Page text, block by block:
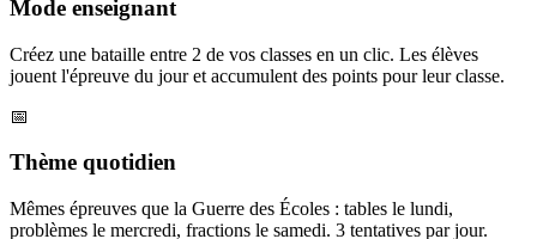
Mode enseignant
Créez une bataille entre 2 de vos classes en un clic. Les élèves
jouent l'épreuve du jour et accumulent des points pour leur classe.
📅
Thème quotidien
Mêmes épreuves que la Guerre des Écoles : tables le lundi,
problèmes le mercredi, fractions le samedi. 3 tentatives par jour.